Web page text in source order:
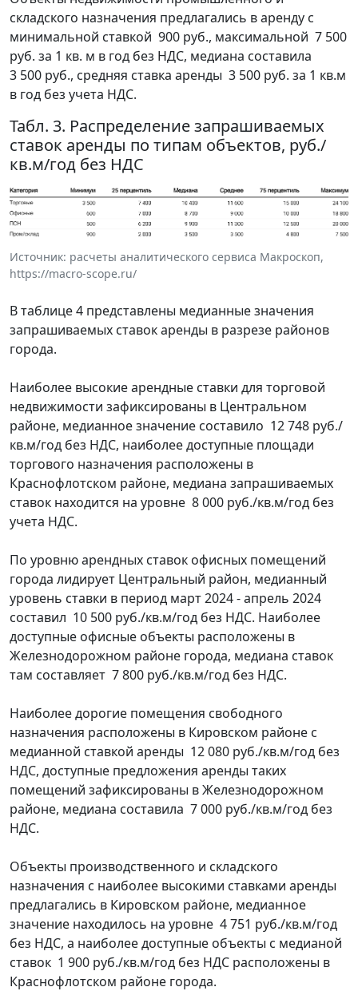
складского назначения предлагались в аренду с
минимальной ставкой 900 руб., максимальной 7 500
руб. за 1 кв. м в год без НДС, медиана составила
3 500 руб., средняя ставка аренды 3 500 руб. за 1 кв.м
в год без учета НДС.
Табл. 3. Распределение запрашиваемых
ставок аренды по типам объектов, руб./
кв.м/год без НДС
Источник: расчеты аналитического сервиса Макроскоп,
https://macro-scope.ru/
В таблице 4 представлены медианные значения
запрашиваемых ставок аренды в разрезе районов
города.
Наиболее высокие арендные ставки для торговой
недвижимости зафиксированы в Центральном
районе, медианное значение составило 12 748 руб./
кв.м/год без НДС, наиболее доступные площади
торгового назначения расположены в
Краснофлотском районе, медиана запрашиваемых
ставок находится на уровне 8 000 руб./кв.м/год без
учета НДС.
По уровню арендных ставок офисных помещений
города лидирует Центральный район, медианный
уровень ставки в период март 2024 - апрель 2024
составил 10 500 руб./кв.м/год без НДС. Наиболее
доступные офисные объекты расположены в
Железнодорожном районе города, медиана ставок
там составляет 7 800 руб./кв.м/год без НДС.
Наиболее дорогие помещения свободного
назначения расположены в Кировском районе с
медианной ставкой аренды 12 080 руб./кв.м/год без
НДС, доступные предложения аренды таких
помещений зафиксированы в Железнодорожном
районе, медиана составила 7 000 руб./кв.м/год без
НДС.
Объекты производственного и складского
назначения с наиболее высокими ставками аренды
предлагались в Кировском районе, медианное
значение находилось на уровне 4 751 руб./кв.м/год
без НДС, а наиболее доступные объекты с медианой
ставок 1 900 руб./кв.м/год без НДС расположены в
Краснофлотском районе города.